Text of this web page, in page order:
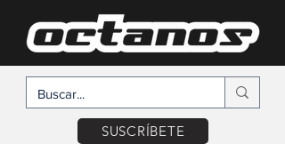
SUSCRÍBETE